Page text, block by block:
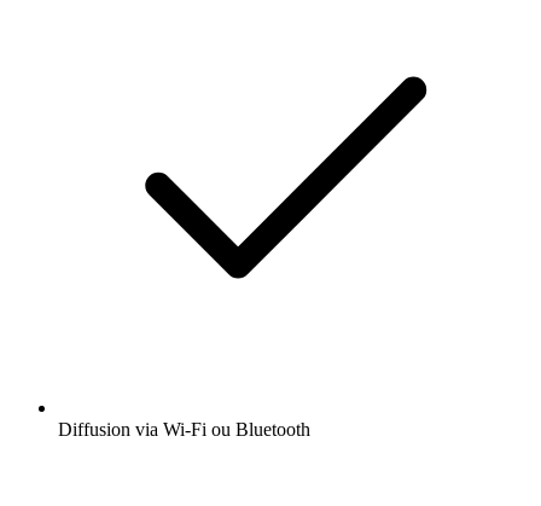
Diffusion via Wi-Fi ou Bluetooth